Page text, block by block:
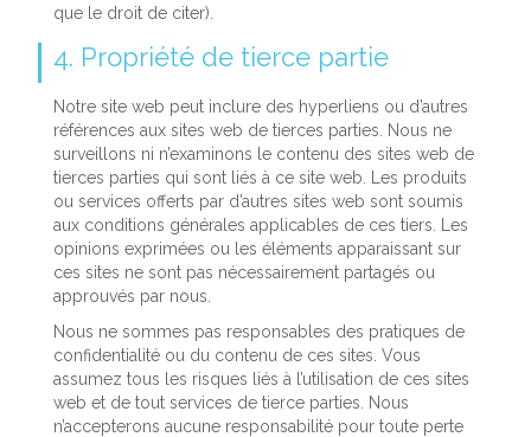
que le droit de citer).
4. Propriété de tierce partie
Notre site web peut inclure des hyperliens ou d’autres
références aux sites web de tierces parties. Nous ne
surveillons ni n’examinons le contenu des sites web de
tierces parties qui sont liés à ce site web. Les produits
ou services offerts par d’autres sites web sont soumis
aux conditions générales applicables de ces tiers. Les
opinions exprimées ou les éléments apparaissant sur
ces sites ne sont pas nécessairement partagés ou
approuvés par nous.
Nous ne sommes pas responsables des pratiques de
confidentialité ou du contenu de ces sites. Vous
assumez tous les risques liés à l’utilisation de ces sites
web et de tout services de tierce parties. Nous
n’accepterons aucune responsabilité pour toute perte